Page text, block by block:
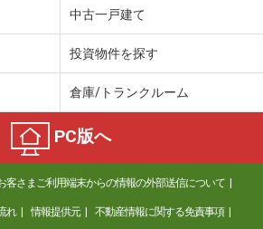
中古一戸建て
投資物件を探す
倉庫/トランクルーム
PC版へ
客さまご利用端末からの情報の外部送信について
れ 情報提供元 不動産情報に関する免責事項